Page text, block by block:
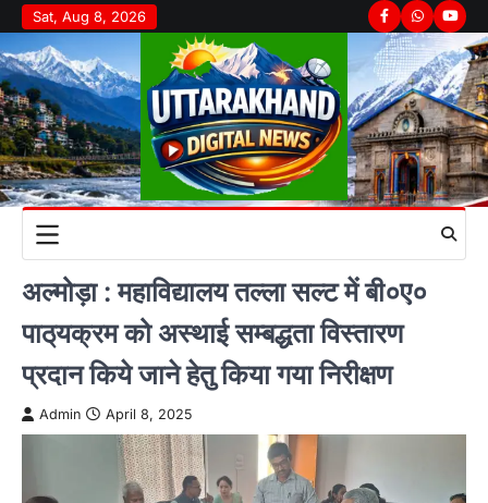
Skip
to
content
Sat, Aug 8, 2026 Facebook
Whatsapp
अल्मोड़ा : महाविद्यालय तल्ला सल्ट में बी०ए०
पाठ्‌यक्रम को अस्थाई सम्बद्धता विस्तारण
प्रदान किये जाने हेतु किया गया निरीक्षण
Admin April 8, 2025